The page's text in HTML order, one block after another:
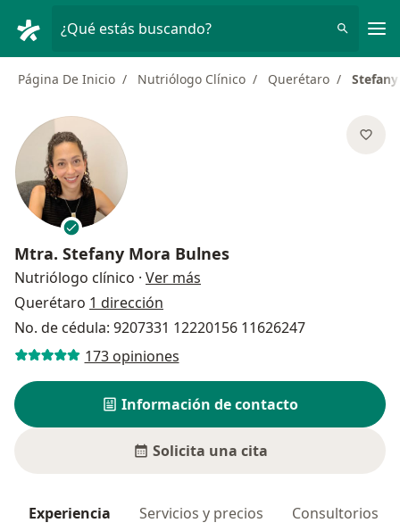
¿Qué estás buscando?
Página De Inicio Nutriólogo Clínico Querétaro
Mtra. Stefany Mora Bulnes
Nutriólogo clínico · Ver más
Querétaro 1 dirección
No. de cédula: 9207331 12220156 11626247
173 opiniones
Información de contacto
Solicita una cita
Experiencia Servicios y precios Consultorios